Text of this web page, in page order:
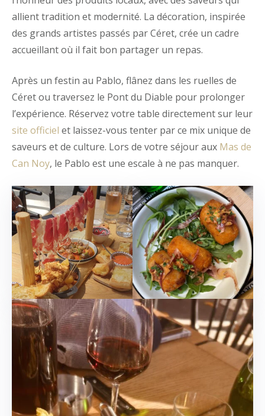
allient tradition et modernité. La décoration, inspirée
des grands artistes passés par Céret, crée un cadre
accueillant où il fait bon partager un repas.
Après un festin au Pablo, flânez dans les ruelles de
Céret ou traversez le Pont du Diable pour prolonger
l’expérience. Réservez votre table directement sur leur
site officiel et laissez-vous tenter par ce mix unique de
saveurs et de culture. Lors de votre séjour aux Mas de
Can Noy, le Pablo est une escale à ne pas manquer.